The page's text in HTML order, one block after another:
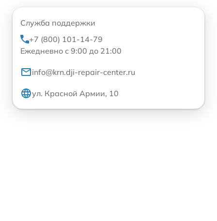
Служба поддержки
+7 (800) 101-14-79
Ежедневно с 9:00 до 21:00
info@krn.dji-repair-center.ru
ул. Красной Армии, 10